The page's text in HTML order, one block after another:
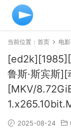
当前位置： 首页 电影
鲁斯·斯宾斯
[MKV/
2025-08-24